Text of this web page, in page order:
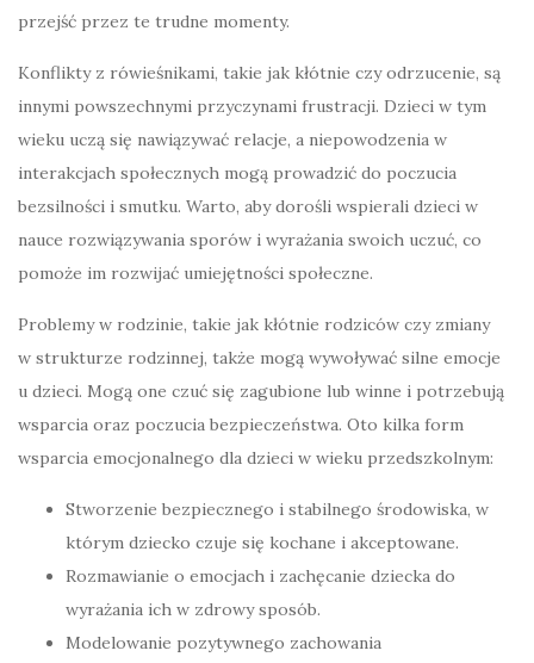
przejść przez te trudne momenty.
Konflikty z rówieśnikami, takie jak kłótnie czy odrzucenie, są
innymi powszechnymi przyczynami frustracji. Dzieci w tym
wieku uczą się nawiązywać relacje, a niepowodzenia w
interakcjach społecznych mogą prowadzić do poczucia
bezsilności i smutku. Warto, aby dorośli wspierali dzieci w
nauce rozwiązywania sporów i wyrażania swoich uczuć, co
pomoże im rozwijać umiejętności społeczne.
Problemy w rodzinie, takie jak kłótnie rodziców czy zmiany
w strukturze rodzinnej, także mogą wywoływać silne emocje
u dzieci. Mogą one czuć się zagubione lub winne i potrzebują
wsparcia oraz poczucia bezpieczeństwa. Oto kilka form
wsparcia emocjonalnego dla dzieci w wieku przedszkolnym:
Stworzenie bezpiecznego i stabilnego środowiska, w
którym dziecko czuje się kochane i akceptowane.
Rozmawianie o emocjach i zachęcanie dziecka do
wyrażania ich w zdrowy sposób.
Modelowanie pozytywnego zachowania